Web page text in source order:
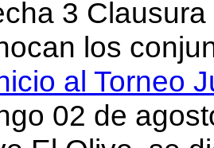
3
los
al Torneo
02 de